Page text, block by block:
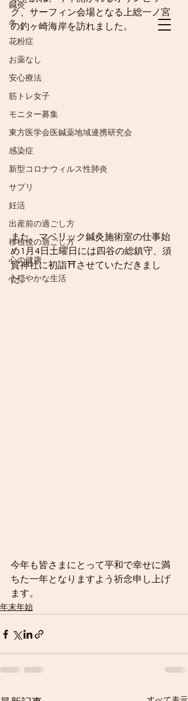
鍼灸
冬
花粉症
お薬なし
安心療法
筋トレ女子
モニター募集
東方医学会医鍼薬地域連携研究会
感染症
新型コロナウィルス性肺炎
サプリ
妊活
出産前の過ごし方
移植後の過ごし方
心の健康
心穏やかな生活
ク、サーフィン会場となる上総一ノ宮
の釣ヶ崎海岸を訪れました。
また、マベリック鍼灸施術室の仕事始
め1月4日土曜日には四谷の総鎮守、須
賀神社に初詣⛩させていただきまし
た。
今年も皆さまにとって平和で幸せに満
ちた一年となりますよう祈念申し上げ
ます。
年末年始